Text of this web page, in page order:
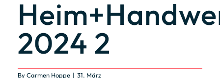
2024 2
ByCarmen Hoppe | 31. März